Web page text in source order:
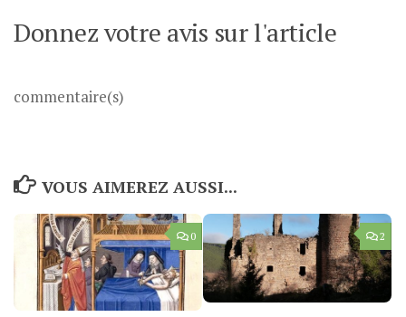
Donnez votre avis sur l'article
commentaire(s)
VOUS AIMEREZ AUSSI...
0 2